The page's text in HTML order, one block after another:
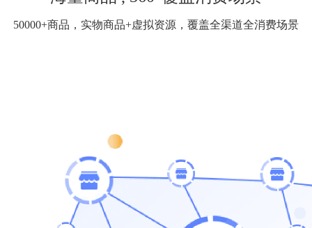
50000+商品，实物商品+虚拟资源，覆盖全渠道全消费场景